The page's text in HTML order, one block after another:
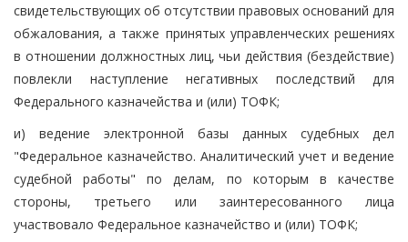
свидетельствующих об отсутствии правовых оснований для
обжалования, а также принятых управленческих решениях
в отношении должностных лиц, чьи действия (бездействие)
повлекли наступление негативных последствий для
Федерального казначейства и (или) ТОФК;
и) ведение электронной базы данных судебных дел
"Федеральное казначейство. Аналитический учет и ведение
судебной работы" по делам, по которым в качестве
стороны, третьего или заинтересованного лица
участвовало Федеральное казначейство и (или) ТОФК;